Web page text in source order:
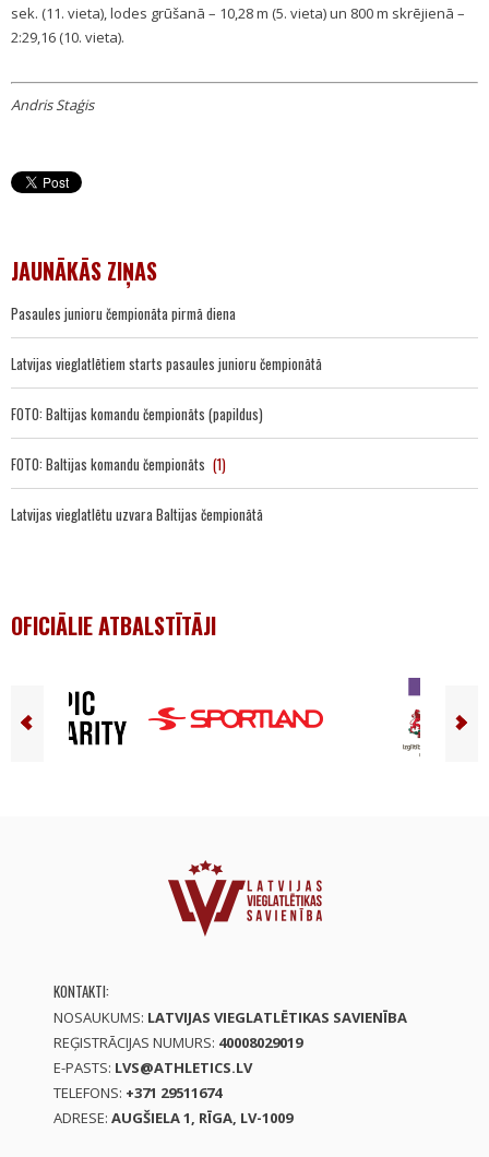
sek. (11. vieta), lodes grūšanā – 10,28 m (5. vieta) un 800 m skrējienā –
2:29,16 (10. vieta).
Andris Staģis
JAUNĀKĀS ZIŅAS
Pasaules junioru čempionāta pirmā diena
Latvijas vieglatlētiem starts pasaules junioru čempionātā
FOTO: Baltijas komandu čempionāts (papildus)
FOTO: Baltijas komandu čempionāts (1)
Latvijas vieglatlētu uzvara Baltijas čempionātā
OFICIĀLIE ATBALSTĪTĀJI
KONTAKTI:
NOSAUKUMS: LATVIJAS VIEGLATLĒTIKAS SAVIENĪBA
REĢISTRĀCIJAS NUMURS: 40008029019
E-PASTS: LVS@ATHLETICS.LV
TELEFONS: +371 29511674
ADRESE: AUGŠIELA 1, RĪGA, LV-1009